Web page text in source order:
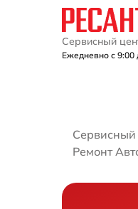
Сервисный
Ежедневно с 9:00
Сервисный
Ремонт